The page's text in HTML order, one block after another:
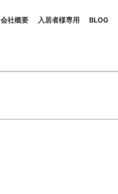
会社概要 入居者様専用 BLOG